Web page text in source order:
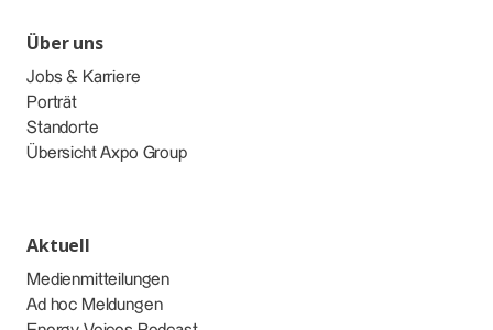
Über uns
Jobs & Karriere
Porträt
Standorte
Übersicht Axpo Group
Aktuell
Medienmitteilungen
Ad hoc Meldungen